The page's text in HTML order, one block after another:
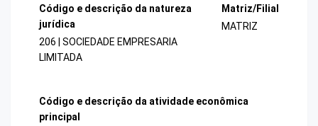
Código e descrição da natureza
jurídica
206 | SOCIEDADE EMPRESARIA
LIMITADA
Matriz/Filial
MATRIZ
Código e descrição da atividade econômica
principal